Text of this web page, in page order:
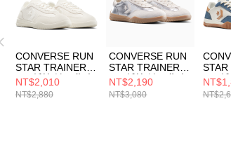
CONVERSE RUN
STAR TRAINER
OX 低筒 流星復古
運動鞋 男女 休閒
鞋 A12196C
NT$2,010
NT$2,880
CONVERSE RUN
STAR TRAINER
OX 低筒 流星復古
運動鞋 休閒鞋 男
鞋 女鞋 米/銀色
NT$2,190
NT$3,080
STAR
OX 低
運動
鞋 女